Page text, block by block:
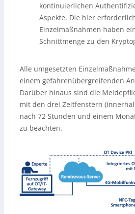
kontinuierlichen
Aspekte. Die hier
Einzelmaßnahmen haben
Schnittmenge zu den
Alle umgesetzten
einem gefahrenübergreifenden
Darüber hinaus sind die
mit den drei Zeitfenstern
nach 72 Stunden und einem
zu beachten.